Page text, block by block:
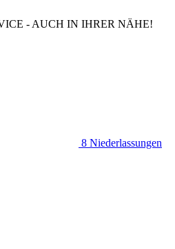
- AUCH IN IHRER NÄHE!
8 Niederlassungen